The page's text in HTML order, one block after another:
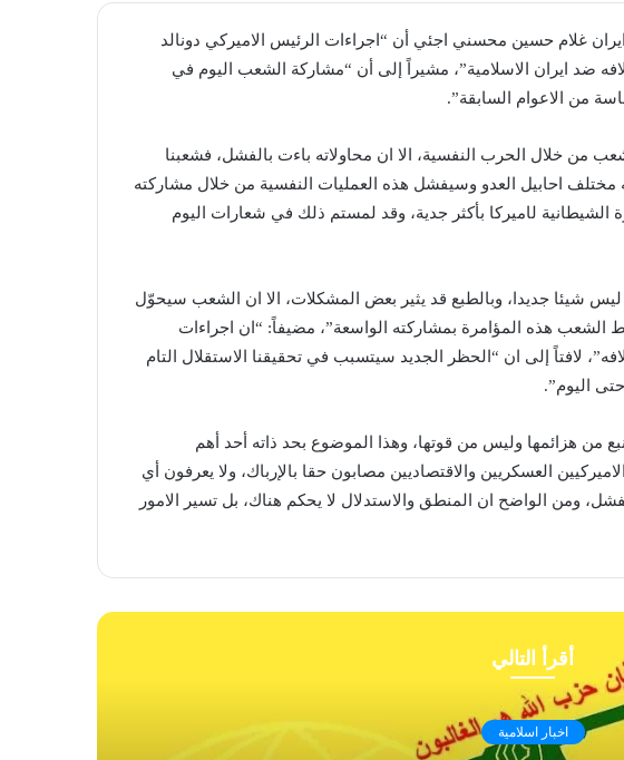
​غلام حسين محسني اجئي​ أن “اجراءات الرئيس الاميركي ​دونالد
ضد ايران الاسلامية”، مشيراً إلى أن “مشاركة الشعب اليوم في
من الاعوام السابقة”.
من خلال الحرب النفسية، الا ان محاولاته باءت بالفشل، فشعبنا
احابيل العدو وسيفشل هذه العمليات النفسية من خلال مشاركته
ل​اميركا​ بأكثر جدية، وقد لمستم ذلك في شعارات اليوم
شيئا جديدا، وبالطبع قد يثير بعض المشكلات، الا ان الشعب سيحوّل
هذه المؤامرة بمشاركته الواسعة”، مضيفاً: “ان اجراءات
لافتاً إلى ان “الحظر الجديد سيتسبب في تحقيقنا الاستقلال التام
اليوم”.
من هزائمها وليس من قوتها، وهذا الموضوع بحد ذاته أحد أهم
العسكريين والاقتصاديين مصابون حقا بالإرباك، ولا يعرفون أي
ومن الواضح ان المنطق والاستدلال لا يحكم هناك، بل تسير الامور
أقرأ التالي
اخبار اسلامية